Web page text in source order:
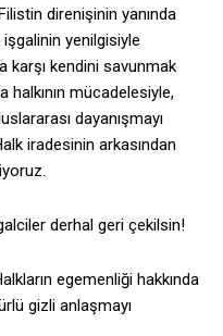
direnişinin yanında
yenilgisiyle
karşı kendini savunmak
halkının mücadelesiyle,
dayanışmayı
iradesinin arkasından
derhal geri çekilsin!
egemenliği hakkında
gizli anlaşmayı